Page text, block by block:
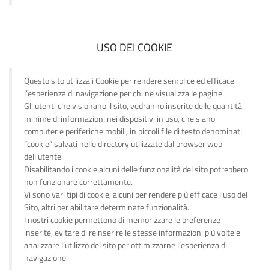
USO DEI COOKIE
Questo sito utilizza i Cookie per rendere semplice ed efficace
l’esperienza di navigazione per chi ne visualizza le pagine.
Gli utenti che visionano il sito, vedranno inserite delle quantità
minime di informazioni nei dispositivi in uso, che siano
computer e periferiche mobili, in piccoli file di testo denominati
“cookie” salvati nelle directory utilizzate dal browser web
dell’utente.
Disabilitando i cookie alcuni delle funzionalità del sito potrebbero
non funzionare correttamente.
Vi sono vari tipi di cookie, alcuni per rendere più efficace l’uso del
Sito, altri per abilitare determinate funzionalità.
I nostri cookie permettono di memorizzare le preferenze
inserite, evitare di reinserire le stesse informazioni più volte e
analizzare l’utilizzo del sito per ottimizzarne l’esperienza di
navigazione.